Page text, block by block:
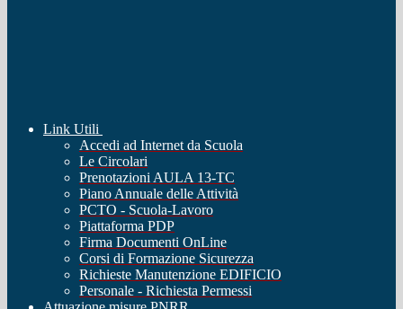
Link Utili
Accedi ad Internet da Scuola
Le Circolari
Prenotazioni AULA 13-TC
Piano Annuale delle Attività
PCTO - Scuola-Lavoro
Piattaforma PDP
Firma Documenti OnLine
Corsi di Formazione Sicurezza
Richieste Manutenzione EDIFICIO
Personale - Richiesta Permessi